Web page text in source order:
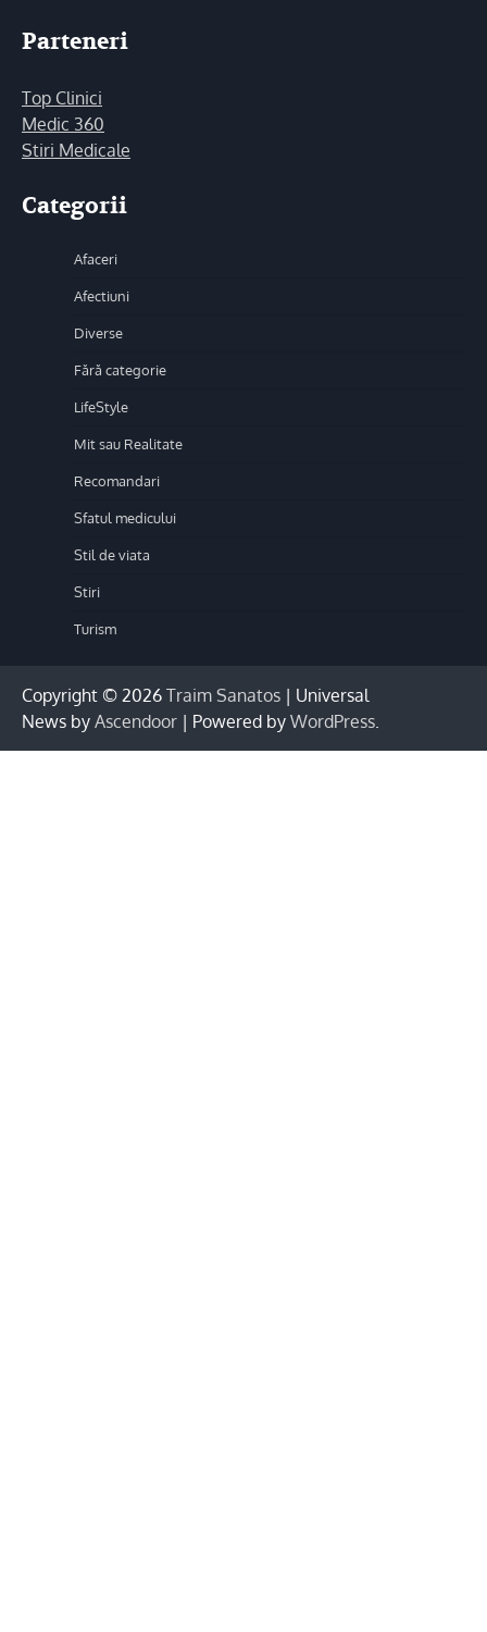
Parteneri
Top Clinici
Medic 360
Stiri Medicale
Categorii
Afaceri
Afectiuni
Diverse
Fără categorie
LifeStyle
Mit sau Realitate
Recomandari
Sfatul medicului
Stil de viata
Stiri
Turism
Copyright © 2026 Traim Sanatos | Universal
News by Ascendoor | Powered by WordPress